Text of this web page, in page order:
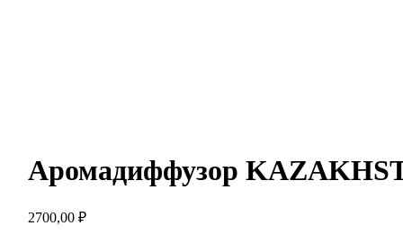
Аромадиффузор
2700,00 ₽